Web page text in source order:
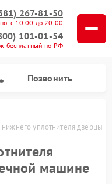
267-81-50
с 10:00 до 20:00
101-01-54
бесплатный по РФ
Позвонить
уплотнителя дверцы
машине